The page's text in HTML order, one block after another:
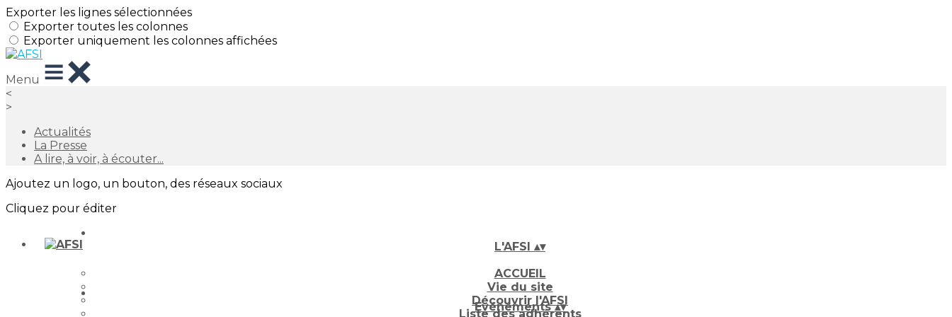
Exporter les lignes sélectionnées
Exporter toutes les colonnes
Exporter uniquement les colonnes affichées
Menu
<
>
Actualités
La Presse
A lire, à voir, à écouter...
Ajoutez un logo, un bouton, des réseaux sociaux
Cliquez pour éditer
L'AFSI ▴▾
ACCUEIL
Vie du site
Découvrir l'AFSI
Liste des adhérents
Evénements▴▾